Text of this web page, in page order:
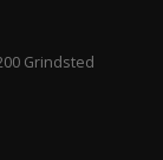
Grindsted